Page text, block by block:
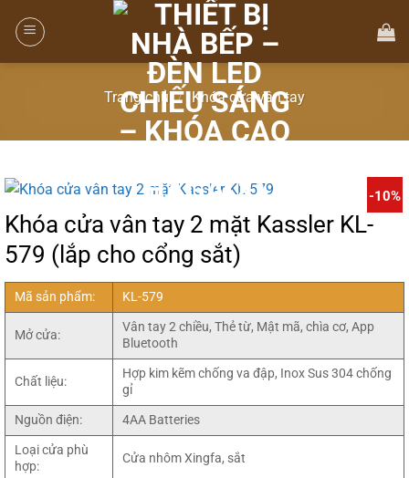
Trang chủ / Khóa cửa vân tay
-10%
Khóa cửa vân tay 2 mặt Kassler KL-
579 (lắp cho cổng sắt)
Mã sản phẩm: KL-579
Mở cửa:
Vân tay 2 chiều, Thẻ từ, Mật mã, chìa cơ, App
Bluetooth
Chất liệu:
Hợp kim kẽm chống va đập, Inox Sus 304 chống
gỉ
Nguồn điện:
4AA Batteries
Loại cửa phù
hợp:
Cửa nhôm Xingfa, sắt